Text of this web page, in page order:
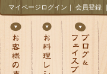
マイページログイン ｜ 会員登録｜